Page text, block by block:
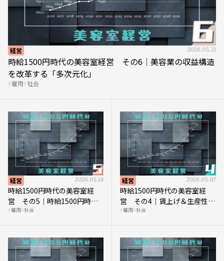
経営 2026.05.21
時給1500円時代の美容室経営 その6｜美容業の収益構造
を改革する「多次元化」
雇用 社会
経営 2026.05.14
時給1500円時代の美容室経
営 その5｜時給1500円時代
の到来は美容業の収益構造を
雇用 社会
経営 2026.05.07
時給1500円時代の美容室経
営 その4｜賃上げ＆生産性向
上につなげる賢い助成金活用
雇用 社会